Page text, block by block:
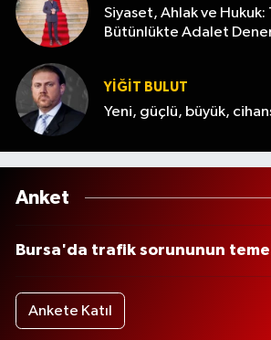
Siyaset, Ahlak ve Hukuk:
Bütünlükte Adalet
YİĞİT BULUT
Yeni, güçlü, büyük,
Anket
Bursa'da trafik sorununun
Ankete Katıl